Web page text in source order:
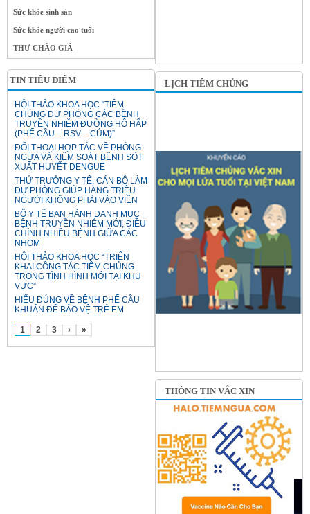
Sức khỏe sinh sản
Sức khỏe người cao tuổi
THƯ CHÀO GIÁ
TIN TIÊU ĐIỂM
HỘI THẢO KHOA HỌC “TIÊM
CHỦNG DỰ PHÒNG CÁC BỆNH
TRUYỀN NHIỄM ĐƯỜNG HÔ HẤP
(PHẾ CẦU – RSV – CÚM)”
ĐỐI THOẠI HỢP TÁC VỀ PHÒNG
NGỪA VÀ KIỂM SOÁT BỆNH SỐT
XUẤT HUYẾT DENGUE
THỨ TRƯỞNG Y TẾ: CÁN BỘ LÀM
DỰ PHÒNG GIÚP HÀNG TRIỆU
NGƯỜI KHÔNG PHẢI VÀO VIỆN
BỘ Y TẾ BAN HÀNH DANH MỤC
BỆNH TRUYỀN NHIỄM MỚI, ĐIỀU
CHỈNH NHIỀU BỆNH GIỮA CÁC
NHÓM
HỘI THẢO KHOA HỌC “TRIỂN
KHAI CÔNG TÁC TIÊM CHỦNG
TRONG TÌNH HÌNH MỚI TẠI KHU
VỰC”
HIỂU ĐÚNG VỀ BỆNH PHẾ CẦU
KHUẨN ĐỂ BẢO VỆ TRẺ EM
1 2 3 › »
LỊCH TIÊM CHỦNG
THÔNG TIN VẮC XIN